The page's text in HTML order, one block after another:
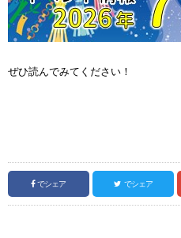
ぜひ読んでみてください！
でシェア でシェア